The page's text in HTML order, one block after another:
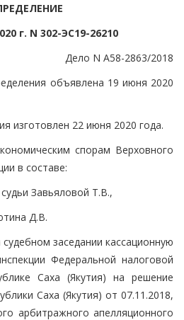
г. N 302-ЭС19-26210
Дело N А58-2863/2018
объявлена 19 июня 2020
изготовлен 22 июня 2020 года.
спорам Верховного
в составе:
Завьяловой Т.В.,
Д.В.
заседании кассационную
Федеральной налоговой
Саха (Якутия) на решение
Саха (Якутия) от 07.11.2018,
арбитражного апелляционного